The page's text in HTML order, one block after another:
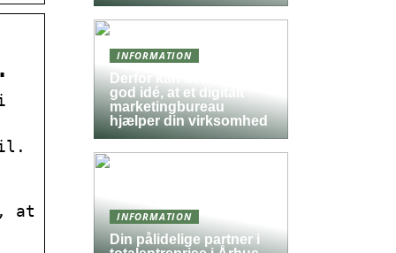
at
INFORMATION
Derfor kan det være en
god idé, at et digitalt
marketingbureau
hjælper din virksomhed
INFORMATION
Din pålidelige partner i